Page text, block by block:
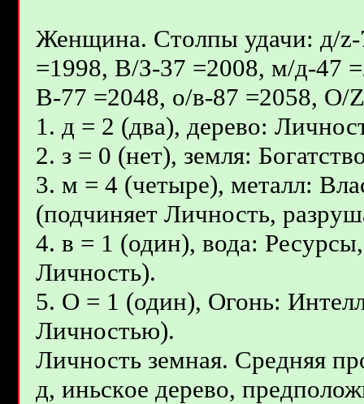
Женщина. Столпы удачи: д/
=1998, В/З-37 =2008, м/д-47
В-77 =2048, о/в-87 =2058, О/
1. д = 2 (два), дерево:
2. з = 0 (нет), земля:
3. м = 4 (четыре), металл:
(подчиняет Личность,
4. в = 1 (один), вода:
Личность).
5. О = 1 (один), Огонь:
Личностью).
Личность земная. Средняя
д, иньcкoe дepeвo,